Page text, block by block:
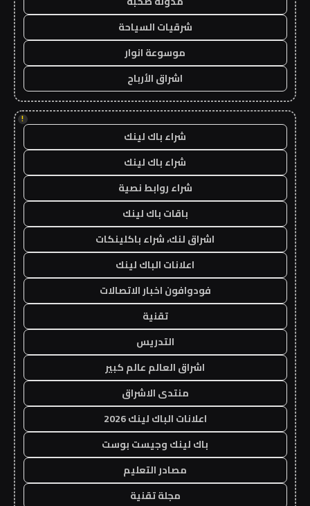
شرقيات السياحة
موسوعة انوار
اشراق الأرباح
!
شراء باك لينك
شراء باك لينك
شراء روابط نصية
باقات باك لينك
اشراق لنك، شراء باكلينكات
اعلانات الباك لينك
فودوافون اخبار الاتصالات
تقنية
التدريس
اشراق العالم عالم كبير
منتدى الاشراق
اعلانات الباك لينك 2026
باك لينك وجيست بوست
مصادر التعليم
مجلة تقنية